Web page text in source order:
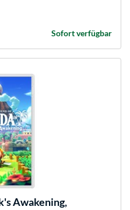
Sofort verfügbar
Awakening,